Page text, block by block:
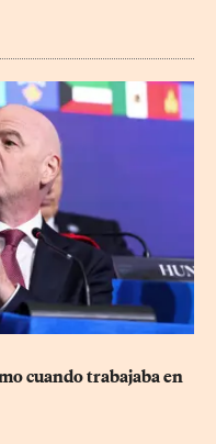
cuando trabajaba en